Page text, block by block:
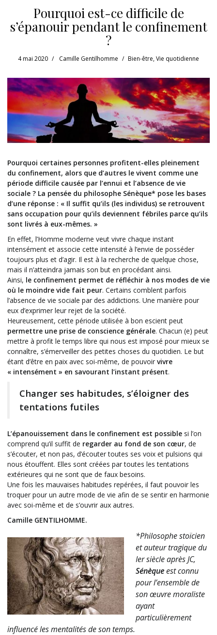
Pourquoi est-ce difficile de
s’épanouir pendant le confinement
?
4 mai 2020 Camille Gentilhomme Bien-être,Vie quotidienne
Pourquoi certaines personnes profitent-elles pleinement
du confinement, alors que d’autres le vivent comme une
période difficile causée par l’ennui et l’absence de vie
sociale ? La pensée du philosophe Sénèque* pose les bases
d’une réponse : « Il suffit qu’ils (les individus) se retrouvent
sans occupation pour qu’ils deviennent fébriles parce qu’ils
sont livrés à eux-mêmes. »
En effet, l’Homme moderne veut vivre chaque instant
intensément et associe cette intensité à l’envie de posséder
toujours plus et d’agir. Il est à la recherche de quelque chose,
mais il n’atteindra jamais son but en procédant ainsi.
Ainsi, le confinement permet de réfléchir à nos modes de vie
où le moindre vide fait peur. Certains comblent parfois
l’absence de vie sociale par des addictions. Une manière pour
eux d’exprimer leur rejet de la société.
Heureusement, cette période utilisée à bon escient peut
permettre une prise de conscience générale. Chacun (e) peut
mettre à profit le temps libre qui nous est imposé pour mieux se
connaître, s’émerveiller des petites choses du quotidien. Le but
étant d’être en paix avec soi-même, de pouvoir vivre
« intensément » en savourant l’instant présent.
Changer ses habitudes, s’éloigner des
tentations futiles
L’épanouissement dans le confinement est possible si l’on
comprend qu’il suffit de regarder au fond de son cœur, de
s’écouter, et non pas, d’écouter toutes ses voix et pulsions qui
nous étouffent. Elles sont créées par toutes les tentations
extérieures qui ne sont que de faux besoins.
Une fois les mauvaises habitudes repérées, il faut pouvoir les
troquer pour un autre mode de vie afin de se sentir en harmonie
avec soi-même et de s’ouvrir aux autres.
Camille GENTILHOMME.
*Philosophe stoïcien
et auteur tragique du
Ier siècle après JC,
Sénèqueest connu
pour l’ensemble de
son œuvre moraliste
ayant
particulièrement
influencé les mentalités de son temps.